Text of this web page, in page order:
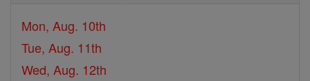
Mon, Aug. 10th
Tue, Aug. 11th
Wed, Aug. 12th